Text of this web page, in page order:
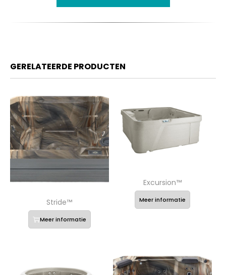
GERELATEERDE PRODUCTEN
Stride™
Meer informatie
Excursion™
Meer informatie